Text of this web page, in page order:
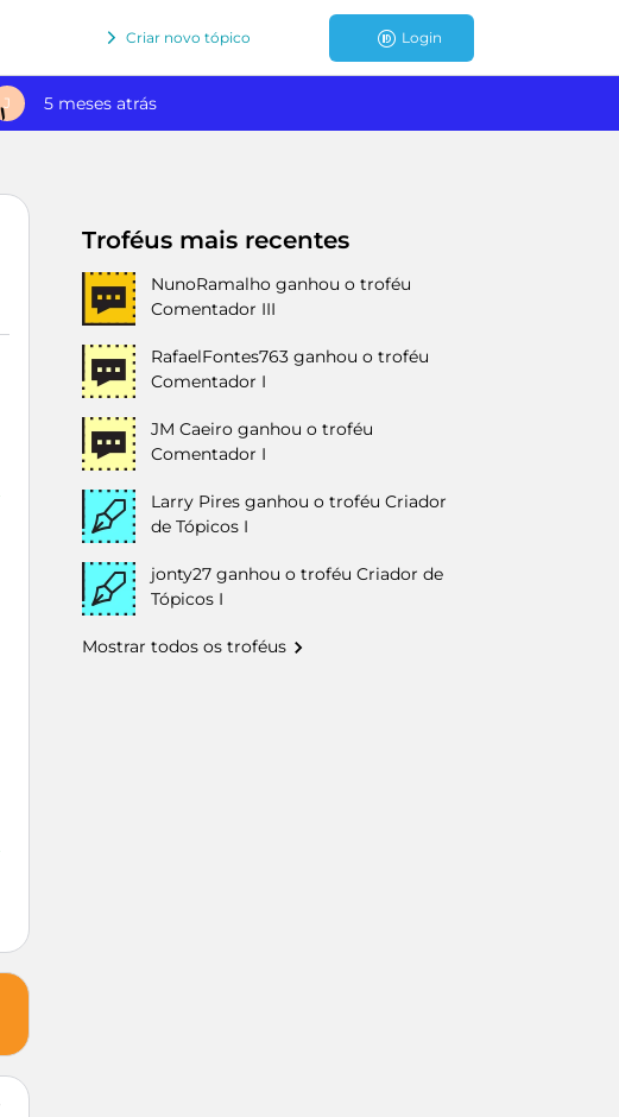
Criar novo tópico Login
J 5 meses atrás
Troféus mais recentes
NunoRamalho ganhou o troféu
Comentador III
RafaelFontes763 ganhou o troféu
Comentador I
JM Caeiro ganhou o troféu
Comentador I
Larry Pires ganhou o troféu Criador
de Tópicos I
jonty27 ganhou o troféu Criador de
Tópicos I
Mostrar todos os troféus